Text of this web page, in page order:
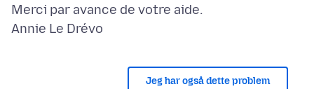
Merci par avance de votre aide.
Jeg har også dette problem